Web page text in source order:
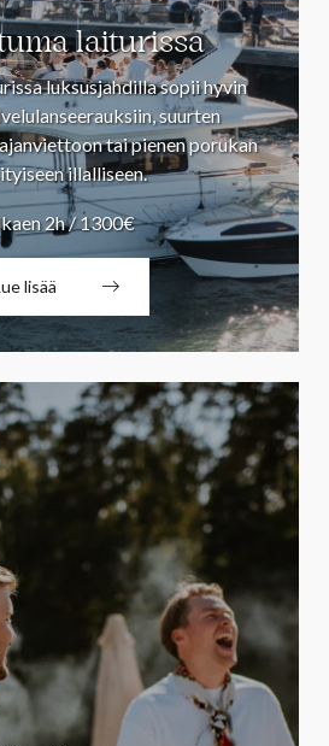
laiturissa
luksusjahdilla sopii hyvin
suurten
tai pienen porukan
illalliseen.
2h / 1300€
lisää